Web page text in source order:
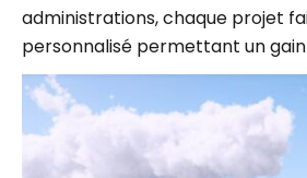
personnalisé permettant un